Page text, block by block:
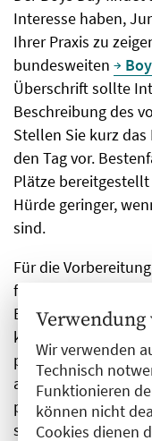
Verwendung
Wir verwenden
Technisch
Funktionieren
können nicht
Cookies dienen
Interesse haben,
Ihrer Praxis zu
bundesweiten
Überschrift sollte
Beschreibung des
Stellen Sie kurz
den Tag vor.
Plätze
Hürde geringer,
sind.
Für die
folgende Fragen:
Eventuell gibt es
können. Wie kann
präsentiert werden
ausprobieren und
praktischer, desto
sogar etwas mit